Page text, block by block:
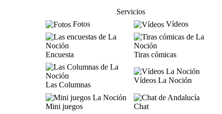
Servicios
Fotos
Vídeos
Encuesta Tiras cómicas
Las Columnas
Vídeos La Noción
Mini juegos
Chat